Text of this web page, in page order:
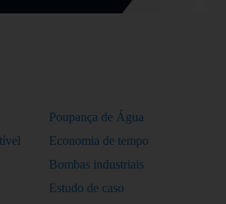
Poupança de Água
Economia de tempo
Bombas industriais
Estudo de caso